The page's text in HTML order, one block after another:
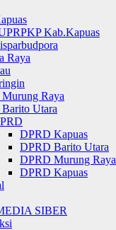
Kab.Kapuas
Raya
Murung Raya
Barito Utara
DPRD Kapuas
DPRD Barito Utara
DPRD Murung Raya
DPRD Kapuas
SIBER